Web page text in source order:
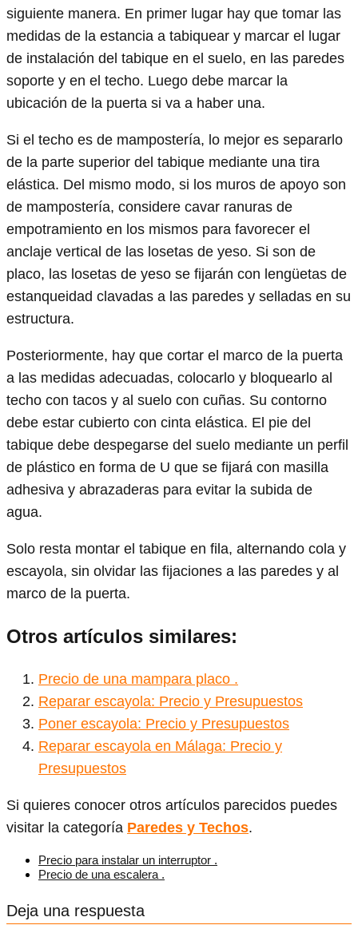
siguiente manera. En primer lugar hay que tomar las
medidas de la estancia a tabiquear y marcar el lugar
de instalación del tabique en el suelo, en las paredes
soporte y en el techo. Luego debe marcar la
ubicación de la puerta si va a haber una.
Si el techo es de mampostería, lo mejor es separarlo
de la parte superior del tabique mediante una tira
elástica. Del mismo modo, si los muros de apoyo son
de mampostería, considere cavar ranuras de
empotramiento en los mismos para favorecer el
anclaje vertical de las losetas de yeso. Si son de
placo, las losetas de yeso se fijarán con lengüetas de
estanqueidad clavadas a las paredes y selladas en su
estructura.
Posteriormente, hay que cortar el marco de la puerta
a las medidas adecuadas, colocarlo y bloquearlo al
techo con tacos y al suelo con cuñas. Su contorno
debe estar cubierto con cinta elástica. El pie del
tabique debe despegarse del suelo mediante un perfil
de plástico en forma de U que se fijará con masilla
adhesiva y abrazaderas para evitar la subida de
agua.
Solo resta montar el tabique en fila, alternando cola y
escayola, sin olvidar las fijaciones a las paredes y al
marco de la puerta.
Otros artículos similares:
Precio de una mampara placo .
Reparar escayola: Precio y Presupuestos
Poner escayola: Precio y Presupuestos
Reparar escayola en Málaga: Precio y
Presupuestos
Si quieres conocer otros artículos parecidos puedes
visitar la categoría Paredes y Techos.
Precio para instalar un interruptor .
Precio de una escalera .
Deja una respuesta